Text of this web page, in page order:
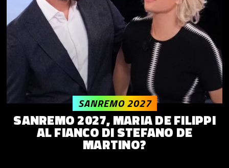
SANREMO 2027, MARIA DE FILIPPI
AL FIANCO DI STEFANO DE
MARTINO?
SANREMO 2027